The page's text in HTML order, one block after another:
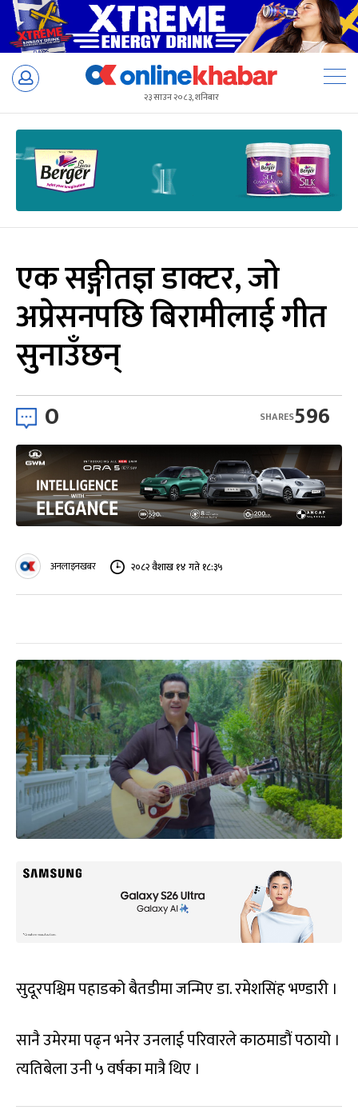
Skip
२३ साउन २०८३, शनिबार
एक सङ्गीतज्ञ डाक्टर, जो
अप्रेसनपछि बिरामीलाई गीत
सुनाउँछन्
0 596
SHARES
अनलाइनखबर २०८२ वैशाख १४ गते १८:३५
सुदूरपश्चिम पहाडको बैतडीमा जन्मिए डा. रमेशसिंह भण्डारी ।
सानै उमेरमा पढ्न भनेर उनलाई परिवारले काठमाडौं पठायो ।
त्यतिबेला उनी ५ वर्षका मात्रै थिए ।